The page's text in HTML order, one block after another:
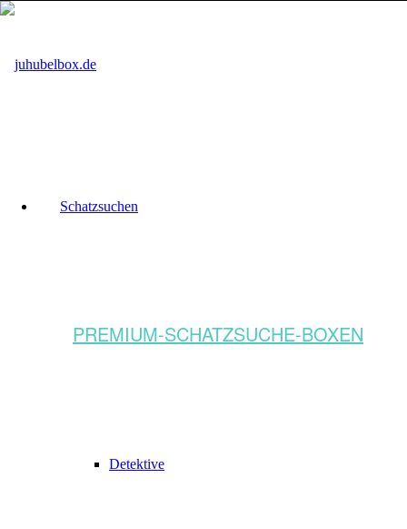
Schatzsuchen
PREMIUM-SCHATZSUCHE-BOXEN
Detektive